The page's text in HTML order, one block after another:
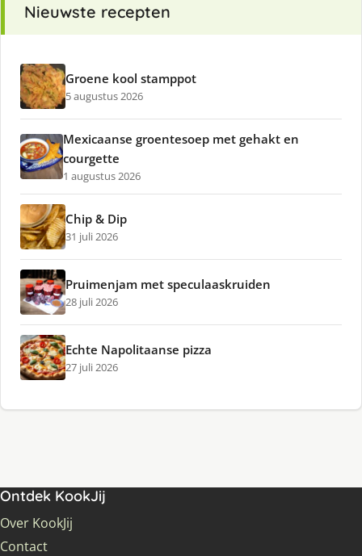
Nieuwste recepten
Groene kool stamppot
5 augustus 2026
Mexicaanse groentesoep met gehakt en
courgette
1 augustus 2026
Chip & Dip
31 juli 2026
Pruimenjam met speculaaskruiden
28 juli 2026
Echte Napolitaanse pizza
27 juli 2026
Ontdek KookJij
Over KookJij
Contact